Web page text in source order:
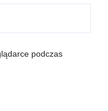
podczas